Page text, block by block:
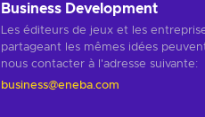
Business Development
Les éditeurs de jeux et les
partageant les mêmes idées
nous contacter à l'adresse suivante:
business@eneba.com